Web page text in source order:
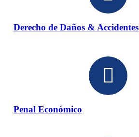
Derecho de Daños & Accidentes
Penal Económico